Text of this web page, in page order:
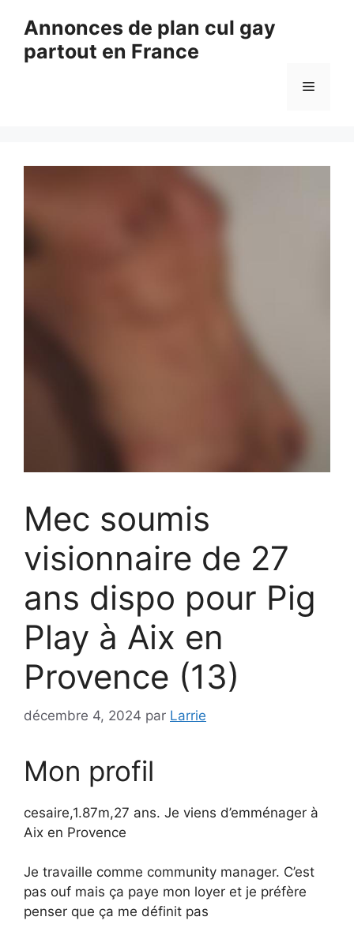
contenu
Annonces de plan cul gay
partout en France
Menu
Mec soumis
visionnaire de 27
ans dispo pour Pig
Play à Aix en
Provence (13)
décembre 4, 2024 par Larrie
Mon profil
cesaire,1.87m,27 ans. Je viens d’emménager à
Aix en Provence
Je travaille comme community manager. C’est
pas ouf mais ça paye mon loyer et je préfère
penser que ça me définit pas